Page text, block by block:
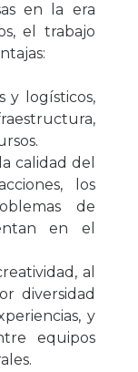
en la era
el trabajo
y logísticos,
calidad del
los
de
en el
al
diversidad
y
equipos